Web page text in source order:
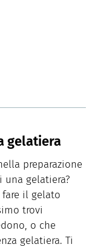
gelatiera
preparazione
gelatiera?
fare il gelato
trovi
o che
gelatiera. Ti